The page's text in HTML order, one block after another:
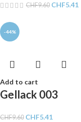
CHF9.60 CHF5.41
-44%
Add to cart
Gellack 003
CHF9.60 CHF5.41